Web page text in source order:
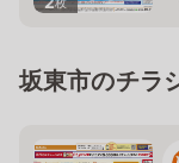
坂東市のチラ